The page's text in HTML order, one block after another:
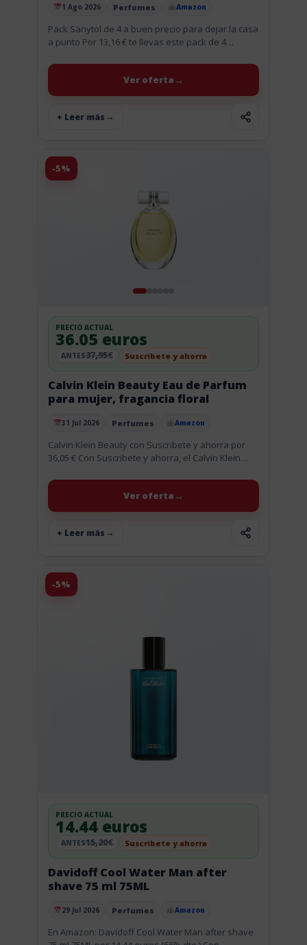
Publicado el
1 Ago 2026 Perfumes Amazon
Pack Sanytol de 4 a buen precio para dejar la casa
a punto Por 13,16 € te llevas este pack de 4
+ Leer más
Ver oferta
-5%
Publicado el
31 Jul 2026 Perfumes Amazon
Calvin Klein Beauty Eau de Parfum
para mujer, fragancia floral
PRECIO ACTUAL
36.05 euros
ANTES37,95€ Suscribete y ahorra
Calvin Klein Beauty con Suscribete y ahorra por
36,05 € Con Suscribete y ahorra, el Calvin Klein
+ Leer más
Ver oferta
-5%
Publicado el
29 Jul 2026 Perfumes Amazon
Davidoff Cool Water Man after
shave 75 ml 75ML
PRECIO ACTUAL
14.44 euros
ANTES15,20€ Suscribete y ahorra
En Amazon: Davidoff Cool Water Man after shave